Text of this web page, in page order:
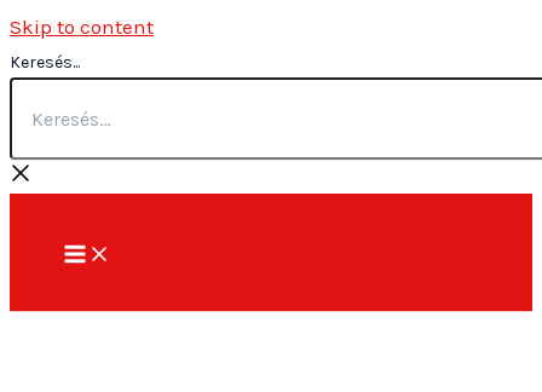
Skip to content
Keresés...